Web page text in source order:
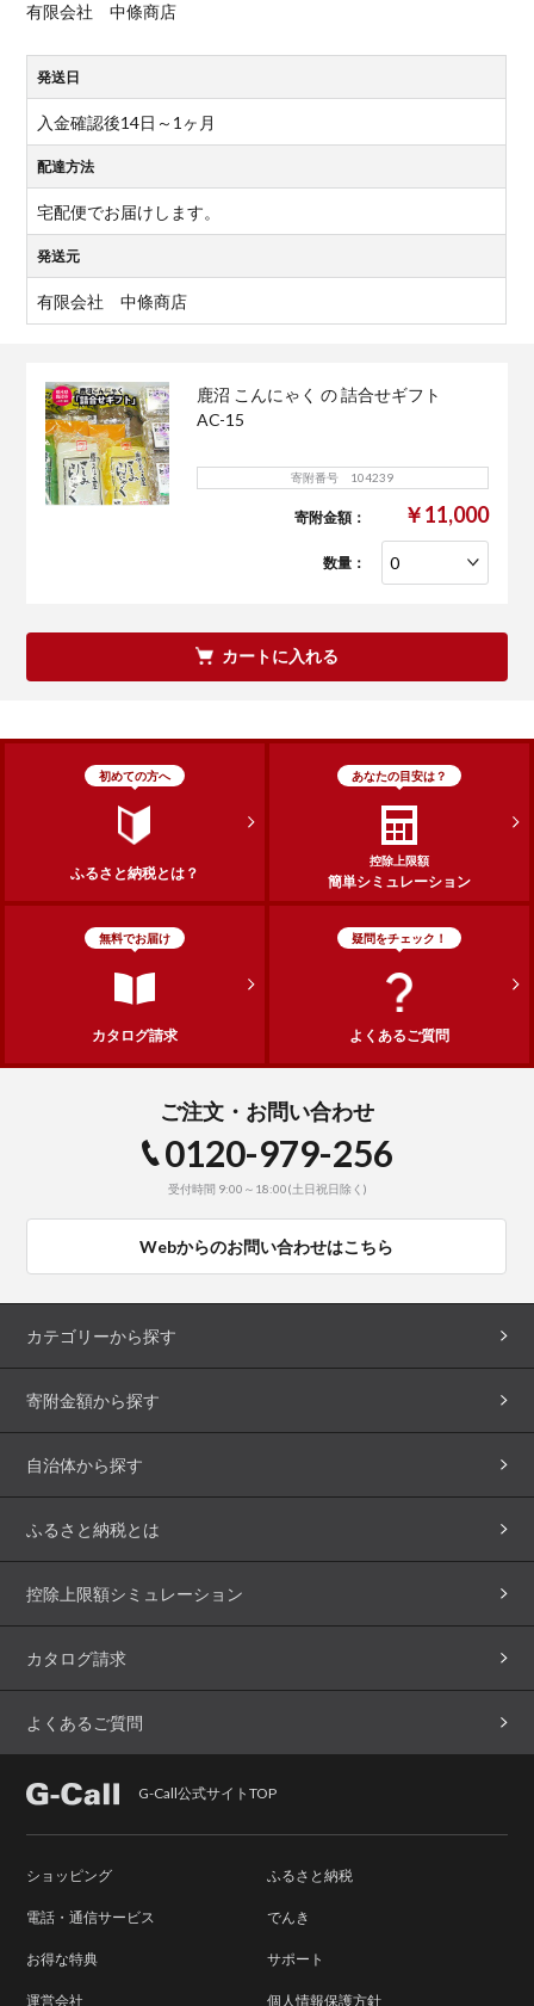
有限会社 中條商店
発送日
入金確認後14日～1ヶ月
配達方法
宅配便でお届けします。
発送元
有限会社 中條商店
鹿沼 こんにゃく の 詰合せギフト
AC-15
寄附番号 104239
寄附金額： ￥11,000
数量：
カートに入れる
初めての方へ
ふるさと納税とは？
あなたの目安は？
控除上限額
簡単シミュレーション
無料でお届け
カタログ請求
疑問をチェック！
よくあるご質問
ご注文・お問い合わせ
0120-979-256
受付時間 9:00～18:00(土日祝日除く)
Webからのお問い合わせはこちら
カテゴリーから探す
寄附金額から探す
自治体から探す
ふるさと納税とは
控除上限額シミュレーション
カタログ請求
よくあるご質問
G-Call公式サイトTOP
ショッピング ふるさと納税
電話・通信サービス でんき
お得な特典 サポート
運営会社 個人情報保護方針